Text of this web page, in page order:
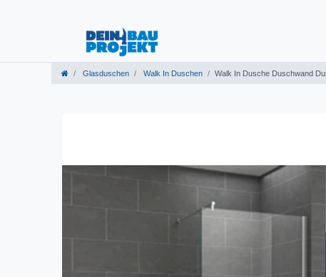
Glasduschen Walk In Duschen Walk In Dusche Duschwand